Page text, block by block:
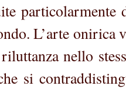
particolarmente
L’arte onirica
nello
si